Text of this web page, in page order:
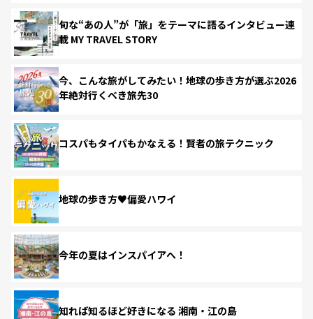
旬な“あの人”が「旅」をテーマに語るインタビュー連
載 MY TRAVEL STORY
今、こんな旅がしてみたい！地球の歩き方が選ぶ2026
年絶対行くべき旅先30
コスパもタイパもかなえる！賢者の旅テクニック
地球の歩き方♥偏愛ハワイ
今年の夏はインスパイアへ！
知れば知るほど好きになる 湘南・江の島